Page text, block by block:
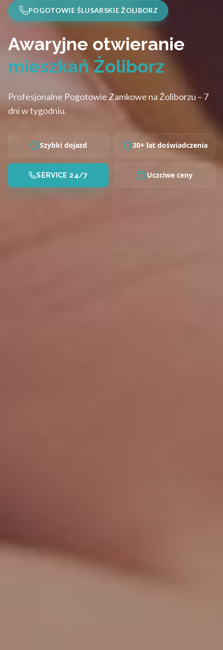
POGOTOWIE ŚLUSARSKIE ŻOLIBORZ
Awaryjne otwieranie
mieszkań Żoliborz
Profesjonalne Pogotowie Zamkowe na Żoliborzu – 7
dni w tygodniu.
Szybki dojazd 30+ lat doświadczenia
SERVICE 24/7 Uczciwe ceny